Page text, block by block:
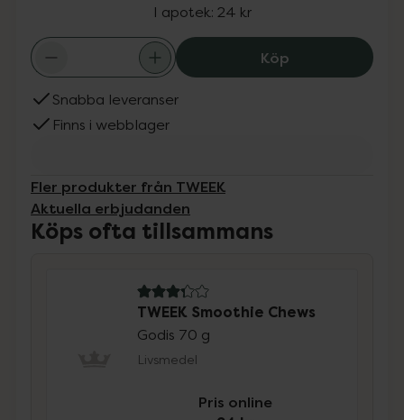
I apotek: 24 kr
KöpTWEEK
Snabba leveranser
Finns i webblager
Fler produkter från TWEEK
Aktuella erbjudanden
Köps ofta tillsammans
3.3 av 5 i omdöme
TWEEK Smoothie Chews
Godis 70 g
Livsmedel
Pris online